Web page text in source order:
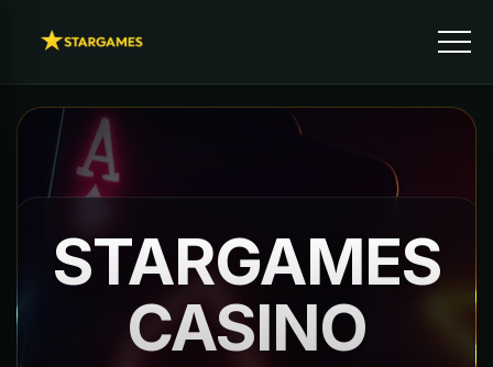
STARGAMES
CASINO